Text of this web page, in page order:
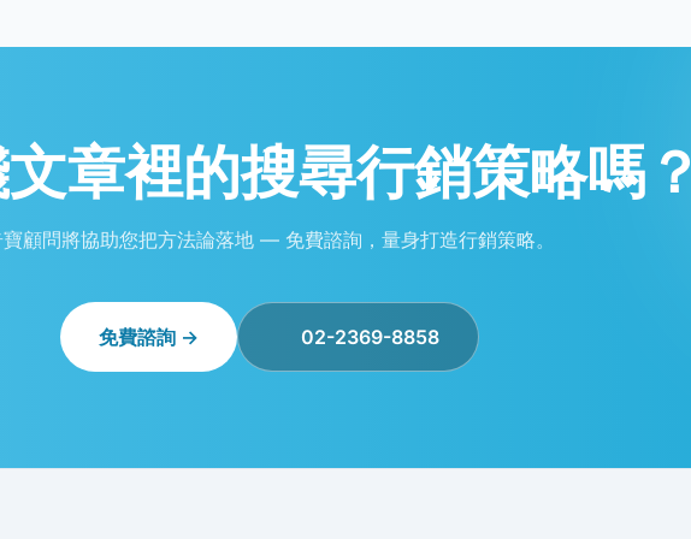
章裡的搜尋行銷策略嗎？
顧問將協助您把方法論落地 — 免費諮詢，量身打造行銷策略。
免費諮詢 → 02-2369-8858